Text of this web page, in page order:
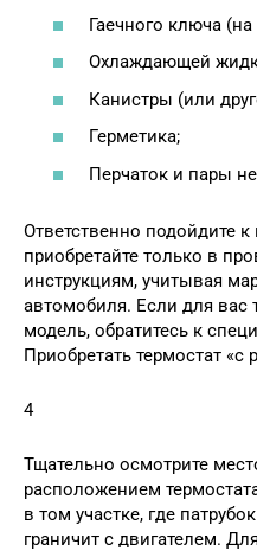
Гаечного ключа
Охлаждающей
Канистры (или
Герметика;
Перчаток и пары
Ответственно подойдите к
приобретайте только в
инструкциям, учитывая
автомобиля. Если для вас
модель, обратитесь к
Приобретать термостат «с
4
Тщательно осмотрите
расположением
в том участке, где
граничит с двигателем.